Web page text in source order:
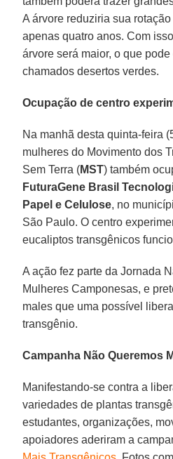
A árvore reduziria sua
apenas quatro anos. Com
árvore será maior, o que
chamados desertos verdes.
Ocupação de centro
Na manhã desta quinta-feira
mulheres do Movimento dos
Sem Terra (MST) também
FuturaGene Brasil
Papel e Celulose, no
São Paulo. O centro
eucaliptos transgênicos
A ação fez parte da Jornada
Mulheres Camponesas, e
males que uma possível
transgênio.
Campanha Não Queremos
Manifestando-se contra a
variedades de plantas
estudantes, organizações,
apoiadores aderiram a